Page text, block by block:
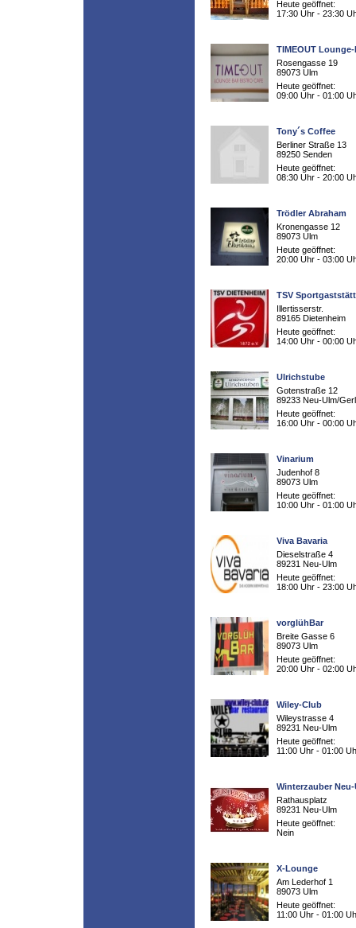
Heute geöffnet:
17:30 Uhr - 23:30
TIMEOUT
Rosengasse 19
89073 Ulm
Heute geöffnet:
09:00 Uhr - 01:00
Tony´s Coffee
Berliner Straße 13
89250 Senden
Heute geöffnet:
08:30 Uhr - 20:00
Trödler Abraham
Kronengasse 12
89073 Ulm
Heute geöffnet:
20:00 Uhr - 03:00
TSV
Illertisserstr.
89165 Dietenheim
Heute geöffnet:
14:00 Uhr - 00:00
Ulrichstube
Gotenstraße 12
89233 Neu-Ulm/
Heute geöffnet:
16:00 Uhr - 00:00
Vinarium
Judenhof 8
89073 Ulm
Heute geöffnet:
10:00 Uhr - 01:00
Viva Bavaria
Dieselstraße 4
89231 Neu-Ulm
Heute geöffnet:
18:00 Uhr - 23:00
vorglühBar
Breite Gasse 6
89073 Ulm
Heute geöffnet:
20:00 Uhr - 02:00
Wiley-Club
Wileystrasse 4
89231 Neu-Ulm
Heute geöffnet:
11:00 Uhr - 01:00
Winterzauber
Rathausplatz
89231 Neu-Ulm
Heute geöffnet:
Nein
X-Lounge
Am Lederhof 1
89073 Ulm
Heute geöffnet:
11:00 Uhr - 01:00